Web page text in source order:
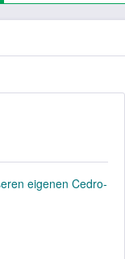
eigenen Cedro-